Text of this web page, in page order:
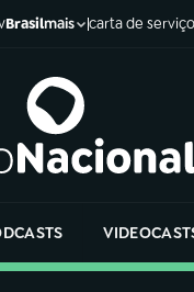
Brasilmais carta de serviço